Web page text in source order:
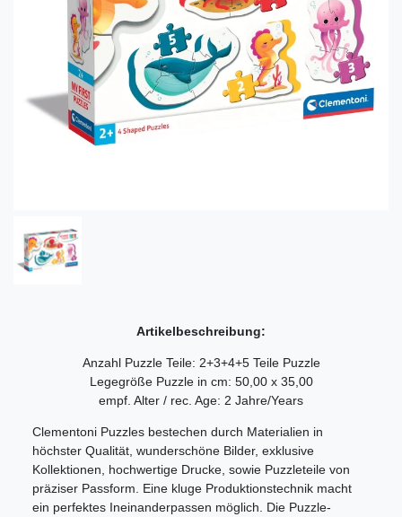
Artikelbeschreibung:
Anzahl Puzzle Teile: 2+3+4+5 Teile Puzzle
Legegröße Puzzle in cm: 50,00 x 35,00
empf. Alter / rec. Age: 2 Jahre/Years
Clementoni Puzzles bestechen durch Materialien in
höchster Qualität, wunderschöne Bilder, exklusive
Kollektionen, hochwertige Drucke, sowie Puzzleteile von
präziser Passform. Eine kluge Produktionstechnik macht
ein perfektes Ineinanderpassen möglich. Die Puzzle-